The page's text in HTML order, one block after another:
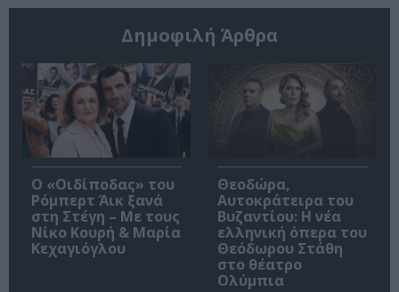
Δημοφιλή Άρθρα
O «Οιδίποδας» του
Ρόμπερτ Άικ ξανά
στη Στέγη – Με τους
Νίκο Κουρή & Μαρία
Κεχαγιόγλου
Θεοδώρα,
Αυτοκράτειρα του
Βυζαντίου: Η νέα
ελληνική όπερα του
Θεόδωρου Στάθη
στο θέατρο
Ολύμπια